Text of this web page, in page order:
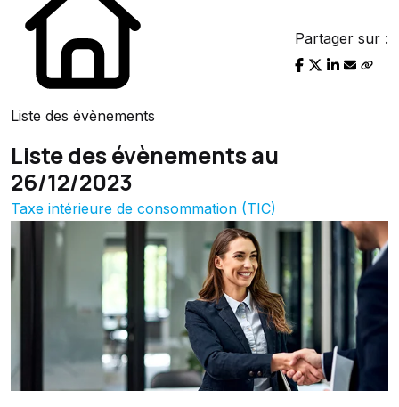
Liste des évènements
Partager sur :
Liste des évènements au
26/12/2023
Taxe intérieure de consommation (TIC)